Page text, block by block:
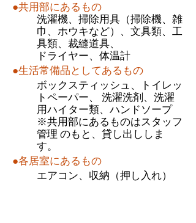
●共用部にあるもの
洗濯機、掃除用具（掃除機、雑
巾、ホウキなど）、文具類、工
具類、裁縫道具、
ドライヤー、体温計
●生活常備品としてあるもの
ボックスティッシュ、トイレッ
トペーパー、 洗濯洗剤、洗濯
用ハイター類、ハンドソープ
※共用部にあるものはスタッフ
管理 のもと、貸し出ししま
す。
●各居室にあるもの
エアコン、収納（押し入れ）